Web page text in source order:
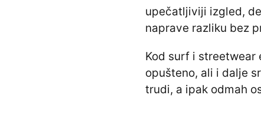
upečatljiviji izgled,
naprave razliku bez
Kod surf i
opušteno, ali i dalje
trudi, a ipak odmah